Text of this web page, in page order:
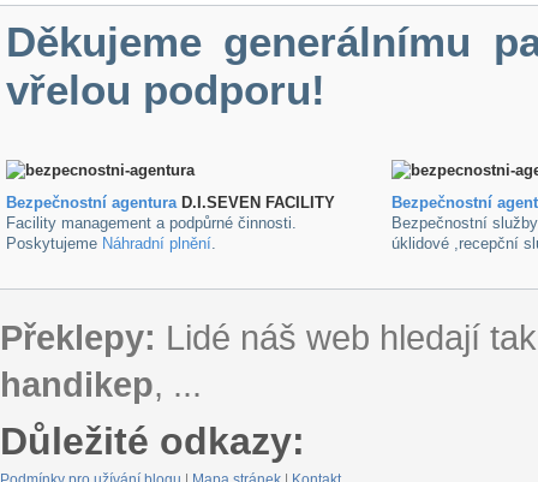
Děkujeme generálnímu
vřelou podporu!
Bezpečnostní agenturaD.I.SEVEN FACILITY
Facility management a podpůrné činnosti.
Poskytujeme Náhradní plnění.
Bezpečnostní
Bezpečnostní
úklidové ,recepční
Překlepy: Lidé náš web hledají
handikep, ...
Důležité odkazy: